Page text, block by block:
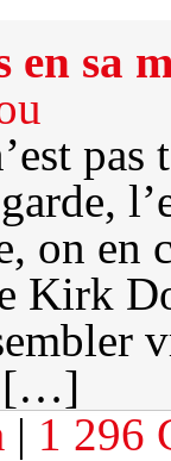
sa
on en
Kirk
[…]
| 1 296